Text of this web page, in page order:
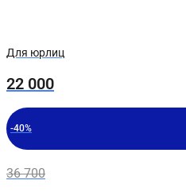
Для юрлиц
22 000
-40%
36 700